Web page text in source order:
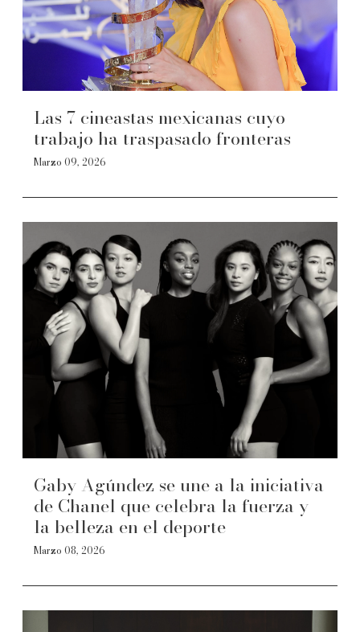
Las 7 cineastas mexicanas cuyo
trabajo ha traspasado fronteras
Marzo 09, 2026
Gaby Agúndez se une a la iniciativa
de Chanel que celebra la fuerza y
la belleza en el deporte
Marzo 08, 2026